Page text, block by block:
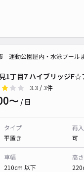
1丁目7 ハイブリッジF☆
運動公園屋内・水泳プール
3.3 / 3件
〜 / 日
タイプ
平置き
再
可
車幅
210cm 以下
高さ